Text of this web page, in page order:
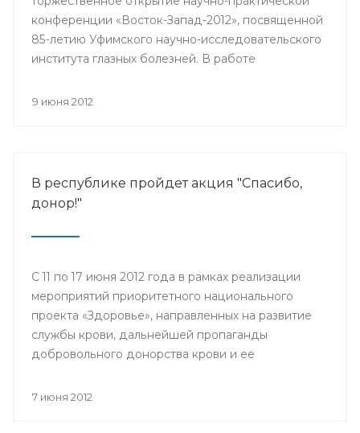
конференции «Восток-Запад-2012», посвященной
85-летию Уфимского научно-исследовательского
института глазных болезней. В работе
ведущих офтальмологов России и мира.
9 июня 2012
В республике пройдет акция "Спасибо,
донор!"
С 11 по 17 июня 2012 года в рамках реализации
мероприятий приоритетного национального
проекта «Здоровье», направленных на развитие
службы крови, дальнейшей пропаганды
добровольного донорства крови и ее
информационная акция «Спасибо, донор!»,
7 июня 2012